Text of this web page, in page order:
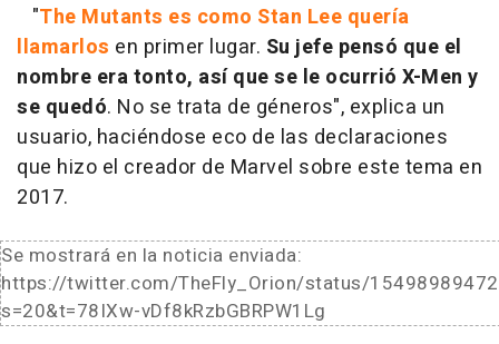
"The Mutants es como Stan Lee quería
llamarlos en primer lugar. Su jefe pensó que el
nombre era tonto, así que se le ocurrió X-Men y
se quedó. No se trata de géneros", explica un
usuario, haciéndose eco de las declaraciones
que hizo el creador de Marvel sobre este tema en
2017.
Se mostrará en la noticia enviada:
https://twitter.com/TheFly_Orion/status/
s=20&t=78IXw-vDf8kRzbGBRPW1Lg